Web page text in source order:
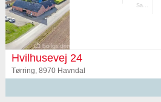
Samlet
Hvilhusevej 24
Tørring, 8970 Havndal